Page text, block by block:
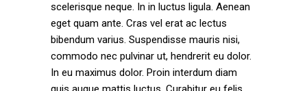
scelerisque neque. In in luctus ligula. Aenean
eget quam ante. Cras vel erat ac lectus
bibendum varius. Suspendisse mauris nisi,
commodo nec pulvinar ut, hendrerit eu dolor.
In eu maximus dolor. Proin interdum diam